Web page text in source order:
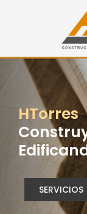
HTorres
SERVICIOS